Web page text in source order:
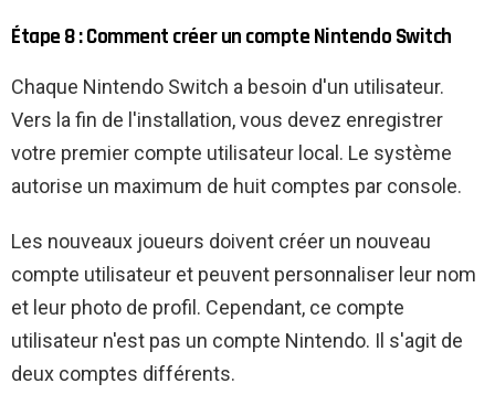
Étape 8 : Comment créer un compte Nintendo Switch
Chaque Nintendo Switch a besoin d'un utilisateur.
Vers la fin de l'installation, vous devez enregistrer
votre premier compte utilisateur local. Le système
autorise un maximum de huit comptes par console.
Les nouveaux joueurs doivent créer un nouveau
compte utilisateur et peuvent personnaliser leur nom
et leur photo de profil. Cependant, ce compte
utilisateur n'est pas un compte Nintendo. Il s'agit de
deux comptes différents.